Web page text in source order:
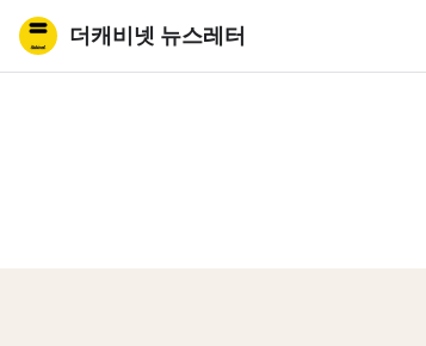
더캐비넷 뉴스레터